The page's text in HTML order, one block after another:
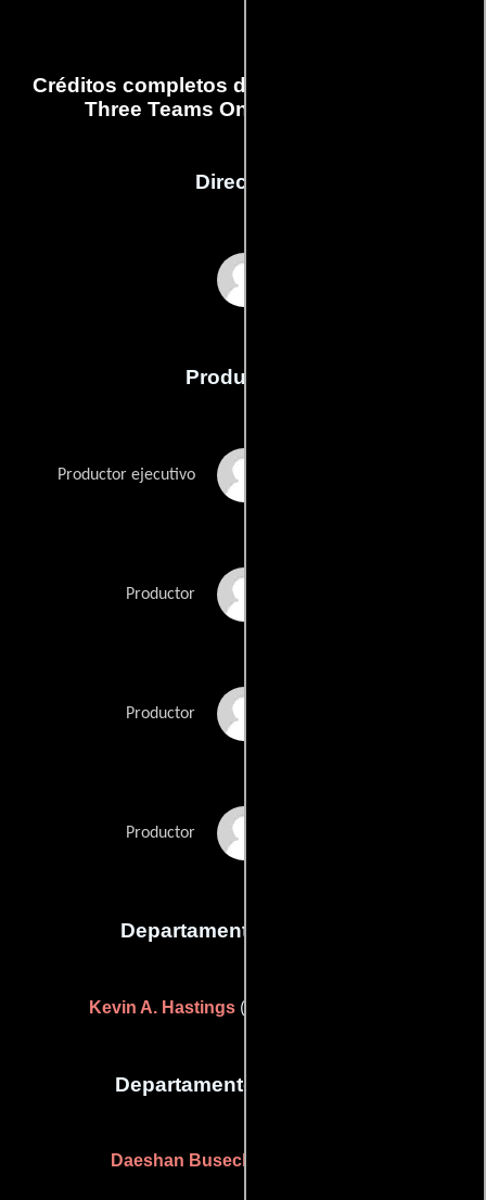
Créditos completos de la película 62,000:1
Three Teams One City One Year
Dirección
Producción
Productor ejecutivo
Productor
Productor
Productor
Departamento de sonido
Kevin A. Hastings (Mezclador de sonido)
Departamento de editorial
Daeshan Buseck